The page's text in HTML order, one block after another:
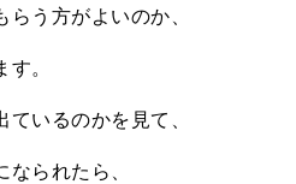
う方がよいのか、
。
いるのかを見て、
られたら、